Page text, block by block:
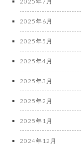
2025年6月
2025年5月
2025年4月
2025年3月
2025年2月
2025年1月
2024年12月